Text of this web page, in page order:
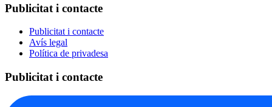
Publicitat i contacte
Publicitat i contacte
Avís legal
Política de privadesa
Publicitat i contacte